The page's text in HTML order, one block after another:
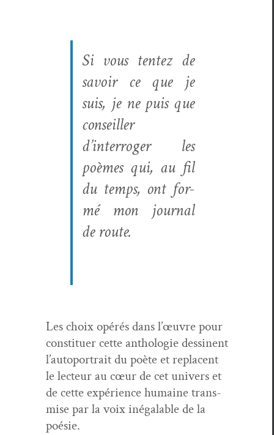
Si vous ten­tez de
savoir ce que je
suis, je ne puis que
con­seiller
d’interroger les
poèmes qui, au fil
du temps, ont for­
mé mon jour­nal
de route.
Les choix opérés dans l’œuvre pour
con­stituer cette antholo­gie dessi­nent
l’autoportrait du poète et repla­cent
le lecteur au cœur de cet univers et
de cette expéri­ence humaine trans­
mise par la voix iné­gal­able de la
poésie.